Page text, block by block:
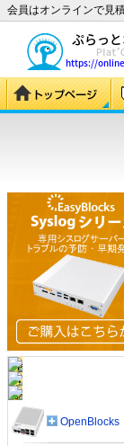
会員はオンラインで見
OpenBlocks